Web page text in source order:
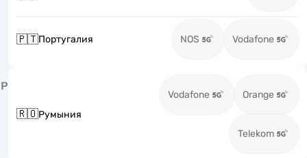
🇵🇹Португалия NOS Vodafone
Р
🇷🇴Румыния
Vodafone Orange
Telekom